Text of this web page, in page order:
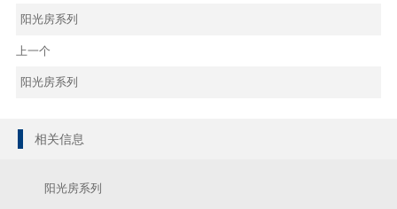
阳光房系列
上一个
阳光房系列
相关信息
阳光房系列